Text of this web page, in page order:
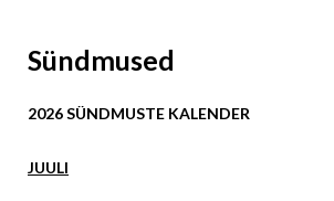
Sündmused
2026 SÜNDMUSTE KALENDER
JUULI